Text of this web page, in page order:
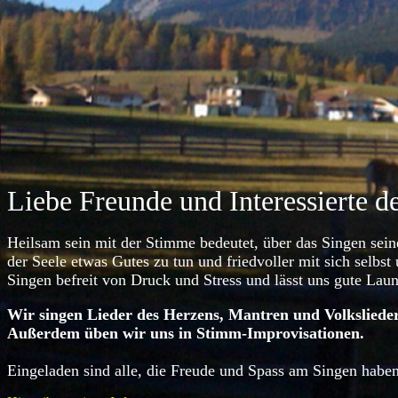
Liebe Freunde und Interessierte
Heilsam sein mit der Stimme bedeutet, über das Singen
der Seele etwas Gutes zu tun und friedvoller mit sich selbst
Singen befreit von Druck und Stress und lässt uns gute
Wir singen Lieder des Herzens, Mantren und
Außerdem üben wir uns in Stimm-Improvisationen.
Eingeladen sind alle, die Freude und Spass am Singen